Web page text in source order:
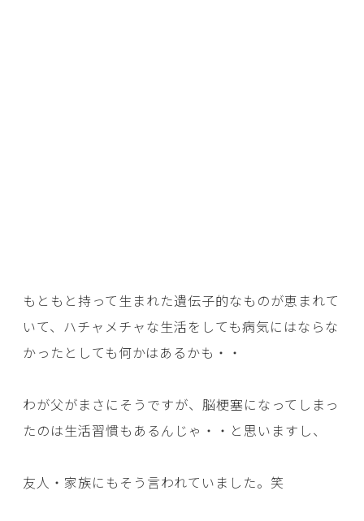
もともと持って生まれた遺伝子的なものが恵まれて
いて、ハチャメチャな生活をしても病気にはならな
かったとしても何かはあるかも・・
わが父がまさにそうですが、脳梗塞になってしまっ
たのは生活習慣もあるんじゃ・・と思いますし、
友人・家族にもそう言われていました。笑